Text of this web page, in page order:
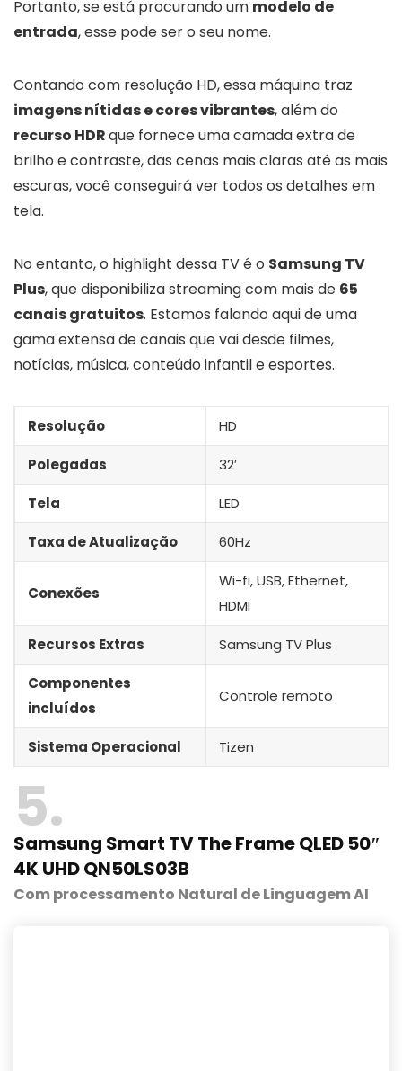
Portanto, se está procurando um modelo de
entrada, esse pode ser o seu nome.
Contando com resolução HD, essa máquina traz
imagens nítidas e cores vibrantes, além do
recurso HDRque fornece uma camada extra de
brilho e contraste, das cenas mais claras até as mais
escuras, você conseguirá ver todos os detalhes em
tela.
No entanto, o highlight dessa TV é o Samsung TV
Plus, que disponibiliza streaming com mais de 65
canais gratuitos. Estamos falando aqui de uma
gama extensa de canais que vai desde filmes,
notícias, música, conteúdo infantil e esportes.
Resolução HD
Polegadas 32′
Tela LED
Taxa de Atualização 60Hz
Conexões
Wi-fi, USB, Ethernet,
HDMI
Recursos Extras Samsung TV Plus
Componentes
incluídos
Controle remoto
Sistema Operacional Tizen
5
Samsung Smart TV The Frame QLED 50″
4K UHD QN50LS03B
Com processamento Natural de Linguagem AI